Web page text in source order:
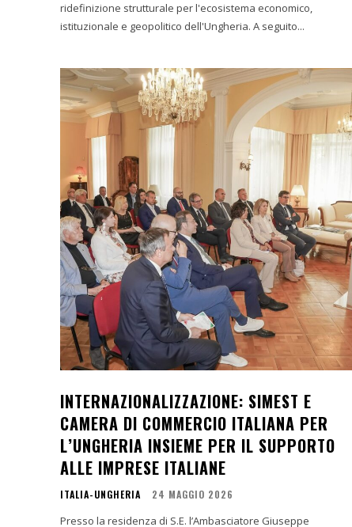
ridefinizione strutturale per l'ecosistema economico,
istituzionale e geopolitico dell'Ungheria. A seguito...
INTERNAZIONALIZZAZIONE: SIMEST E
CAMERA DI COMMERCIO ITALIANA PER
L’UNGHERIA INSIEME PER IL SUPPORTO
ALLE IMPRESE ITALIANE
ITALIA-UNGHERIA 24 MAGGIO 2026
Presso la residenza di S.E. l’Ambasciatore Giuseppe